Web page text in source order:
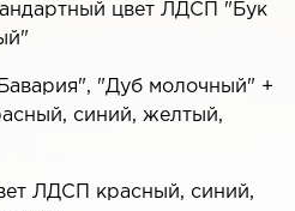
цвет ЛДСП "Бук
"Дуб молочный" +
синий, желтый,
ЛДСП красный, синий,